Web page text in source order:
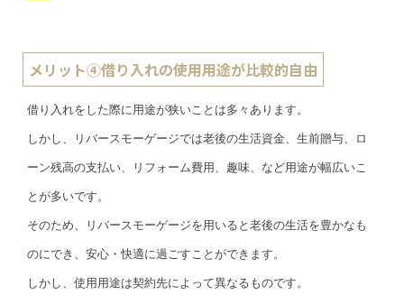
メリット④借り入れの使用用途が比較的自由
借り入れをした際に用途が狭いことは多々あります。
しかし、リバースモーゲージでは老後の生活資金、生前贈与、ロ
ーン残高の支払い、リフォーム費用、趣味、など用途が幅広いこ
とが多いです。
そのため、リバースモーゲージを用いると老後の生活を豊かなも
のにでき、安心・快適に過ごすことができます。
しかし、使用用途は契約先によって異なるものです。